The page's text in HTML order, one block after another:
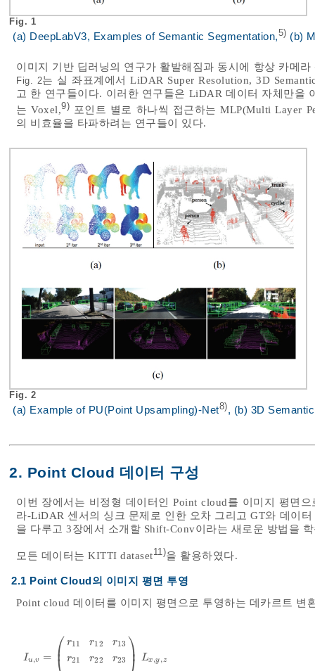
Fig. 1
(a) DeepLabV3, Examples of Semantic Segmentation,5) (b)
이미지 기반 딥러닝의 연구가 활발해짐과 동시에 항상 카메
Fig. 2는 실 좌표계에서 LiDAR Super Resolution, 3D
고 한 연구들이다. 이러한 연구들은 LiDAR 데이터 자체만을
는 Voxel,9) 포인트 별로 하나씩 접근하는 MLP(Multi Layer
의 비효율을 타파하려는 연구들이 있다.
Fig. 2
(a) Example of PU(Point Upsampling)-Net8), (b) 3D
2. Point Cloud 데이터 구성
이번 장에서는 비정형 데이터인 Point cloud를 이미지 평면
라-LiDAR 센서의 싱크 문제로 인한 오차 그리고 GT와 데이
을 다루고 3장에서 소개할 Shift-Conv이라는 새로운 방법을
모든 데이터는 KITTI dataset11)을 활용하였다.
2.1 Point Cloud의 이미지 평면 투영
Point cloud 데이터를 이미지 평면으로 투영하는 데카르트 변
Iu ,v = ⎛
⎜ r11
r21
r12
r22
r13
r23 ⎞⎟ Lx ,y ,z
Iu ,v =r 11 r12 13r 21r22r 23r 31